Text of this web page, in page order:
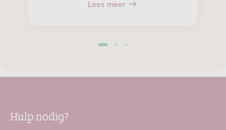
Lees meer
1 2 3
Hulp nodig?